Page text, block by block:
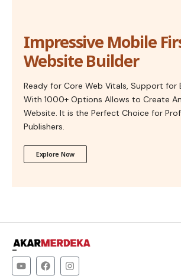
Impressive Mobile
Website Builder
Ready for Core Web Vitals, Support for
With 1000+ Options Allows to Create
Website. It is the Perfect Choice for
Publishers.
Explore Now
–